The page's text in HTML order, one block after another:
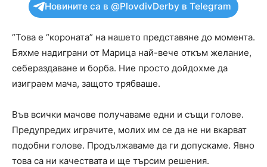
Новините са в @PlovdivDerby в Telegram
“Това е “короната” на нашето представяне до момента.
Бяхме надиграни от Марица най-вече откъм желание,
себераздаване и борба. Ние просто дойдохме да
изиграем мача, защото трябваше.
Във всички мачове получаваме едни и същи голове.
Предупредих играчите, молих им се да не ни вкарват
подобни голове. Продължаваме да ги допускаме. Явно
това са ни качествата и ще търсим решения.